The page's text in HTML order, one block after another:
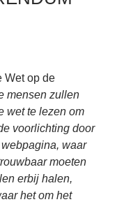
Wet op de
mensen zullen
wet te lezen om
voorlichting door
waar
moeten
erbij halen,
het om het